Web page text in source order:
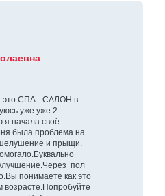
это СПА - САЛОН в
уже уже 2
я начала своё
была проблема на
и прыщи.
пол
понимаете как это